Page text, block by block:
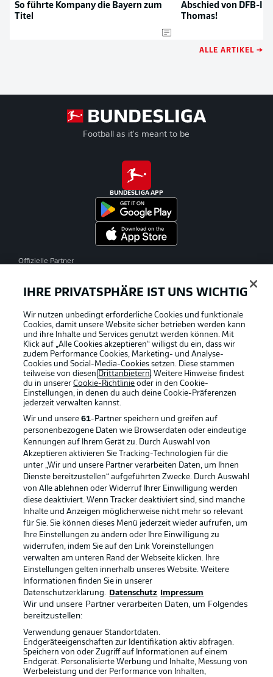
So führte Kompany die Bayern zum
Titel
Abschied von DFB-
Thomas!
ALLE ARTIKEL →
Football as it's meant to be
BUNDESLIGA APP
Offizielle Partner
Rechtliche Hinweise Voreinstellungen verwalten
Datenschutz Nutzungsbedingungen
Broadcaster Kontakt
Jobs Impressum
Partner Spieler
Liveticker
IHRE PRIVATSPHÄRE IST UNS WICHTIG
Wir nutzen unbedingt erforderliche Cookies und funktionale
Cookies, damit unsere Website sicher betrieben werden kann
und ihre Inhalte und Services genutzt werden können. Mit
Klick auf „Alle Cookies akzeptieren“ willigst du ein, dass wir
zudem Performance Cookies, Marketing- und Analyse-
Cookies und Social-Media-Cookies setzen. Diese stammen
teilweise von diesen Drittanbietern. Weitere Hinweise findest
du in unsererCookie-Richtlinie oder in den Cookie-
Einstellungen, in denen du auch deine Cookie-Präferenzen
jederzeit verwalten kannst.
Wir und unsere61-Partner speichern und greifen auf
personenbezogene Daten wie Browserdaten oder eindeutige
Kennungen auf Ihrem Gerät zu. Durch Auswahl von
Akzeptieren aktivieren Sie Tracking-Technologien für die
unter „Wir und unsere Partner verarbeiten Daten, um Ihnen
Dienste bereitzustellen“ aufgeführten Zwecke. Durch Auswahl
von Alle ablehnen oder Widerruf Ihrer Einwilligung werden
diese deaktiviert. Wenn Tracker deaktiviert sind, sind manche
Inhalte und Anzeigen möglicherweise nicht mehr so relevant
für Sie. Sie können dieses Menü jederzeit wieder aufrufen, um
Ihre Einstellungen zu ändern oder Ihre Einwilligung zu
widerrufen, indem Sie auf den Link Voreinstellungen
verwalten am unteren Rand der Webseite klicken. Ihre
Einstellungen gelten innerhalb unseres Website. Weitere
Informationen finden Sie in unserer
Datenschutzerklärung.
Datenschutz Impressum
Wir und unsere Partner verarbeiten Daten, um Folgendes
bereitzustellen:
Verwendung genauer Standortdaten.
Endgeräteeigenschaften zur Identifikation aktiv abfragen.
Speichern von oder Zugriff auf Informationen auf einem
Endgerät. Personalisierte Werbung und Inhalte, Messung von
Werbeleistung und der Performance von Inhalten,